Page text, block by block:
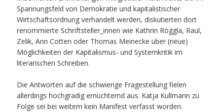
Spannungsfeld von Demokratie und kapitalistischer
Wirtschaftsordnung verhandelt werden, diskutierten dort
renommierte Schriftsteller_innen wie Kathrin Röggla, Raul,
Zelik, Ann Cotten oder Thomas Meinecke über (neue)
Möglichkeiten der Kapitalismus- und Systemkritik im
literarischen Schreiben.
Die Antworten auf die schwierige Fragestellung fielen
allerdings hochgradig ernüchternd aus. Katja Kullmann zu
Folge sei bei weitem kein Manifest verfasst worden.